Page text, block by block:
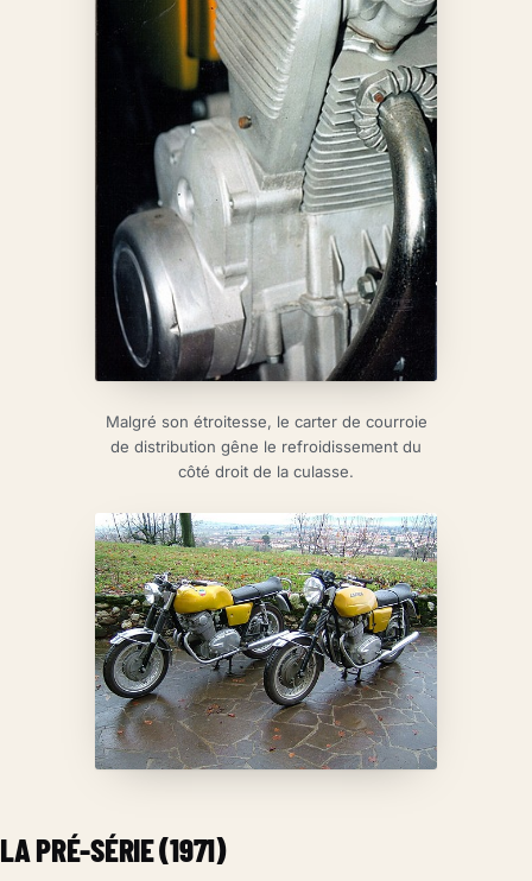
Malgré son étroitesse, le carter de courroie
de distribution gêne le refroidissement du
côté droit de la culasse.
LA PRÉ-SÉRIE (1971)